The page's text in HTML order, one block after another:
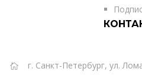
г. Санкт-Петербург, ул.